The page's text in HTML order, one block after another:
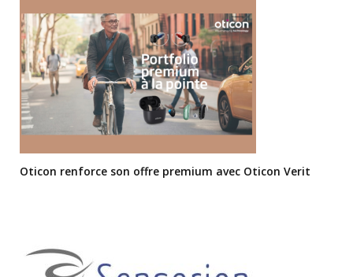
Oticon renforce son offre premium avec Oticon Verit